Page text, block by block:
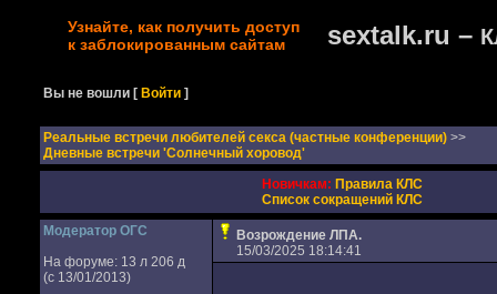
Узнайте, как получить доступ
к заблокированным сайтам
sextalk.ru –
Вы не вошли [Войти ]
Реальные встречи любителей секса (частные конференции) >>
Дневные встречи 'Солнечный хоровод'
Новичкам: Правила КЛС
Список сокращений КЛС
Модератор ОГС
На форуме: 13 л 206 д
(с 13/01/2013)
Возрождение ЛПА.
15/03/2025 18:14:41